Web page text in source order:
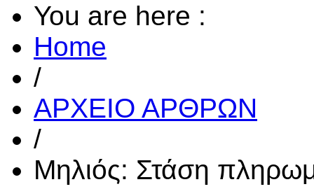
You are here :
Home
/
ΑΡΧΕΙΟ ΑΡΘΡΩΝ
/
Μηλιός: Στάση